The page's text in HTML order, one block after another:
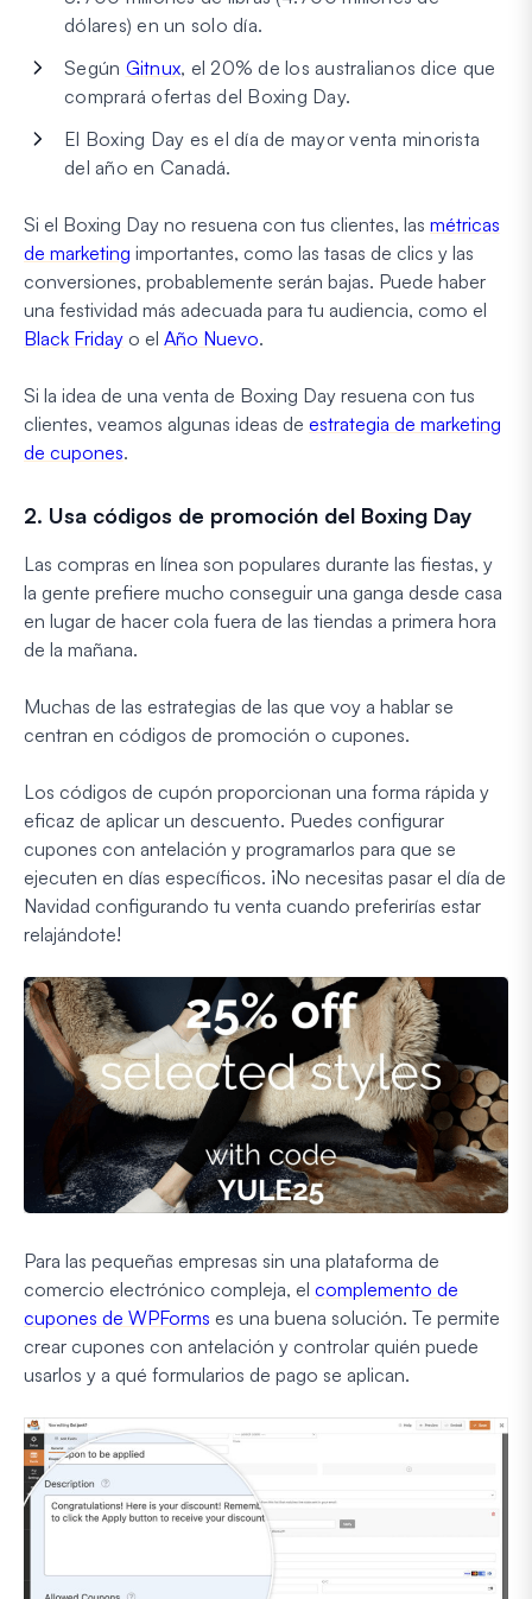
dólares) en un solo día.
Según Gitnux, el 20% de los australianos dice que
comprará ofertas del Boxing Day.
El Boxing Day es el día de mayor venta minorista
del año en Canadá.
Si el Boxing Day no resuena con tus clientes, las métricas
de marketing importantes, como las tasas de clics y las
conversiones, probablemente serán bajas. Puede haber
una festividad más adecuada para tu audiencia, como el
Black Friday o el Año Nuevo.
Si la idea de una venta de Boxing Day resuena con tus
clientes, veamos algunas ideas de estrategia de marketing
de cupones.
2. Usa códigos de promoción del Boxing Day
Las compras en línea son populares durante las fiestas, y
la gente prefiere mucho conseguir una ganga desde casa
en lugar de hacer cola fuera de las tiendas a primera hora
de la mañana.
Muchas de las estrategias de las que voy a hablar se
centran en códigos de promoción o cupones.
Los códigos de cupón proporcionan una forma rápida y
eficaz de aplicar un descuento. Puedes configurar
cupones con antelación y programarlos para que se
ejecuten en días específicos. ¡No necesitas pasar el día de
Navidad configurando tu venta cuando preferirías estar
relajándote!
Para las pequeñas empresas sin una plataforma de
comercio electrónico compleja, el complemento de
cupones de WPForms es una buena solución. Te permite
crear cupones con antelación y controlar quién puede
usarlos y a qué formularios de pago se aplican.